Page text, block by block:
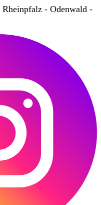
- Odenwald -